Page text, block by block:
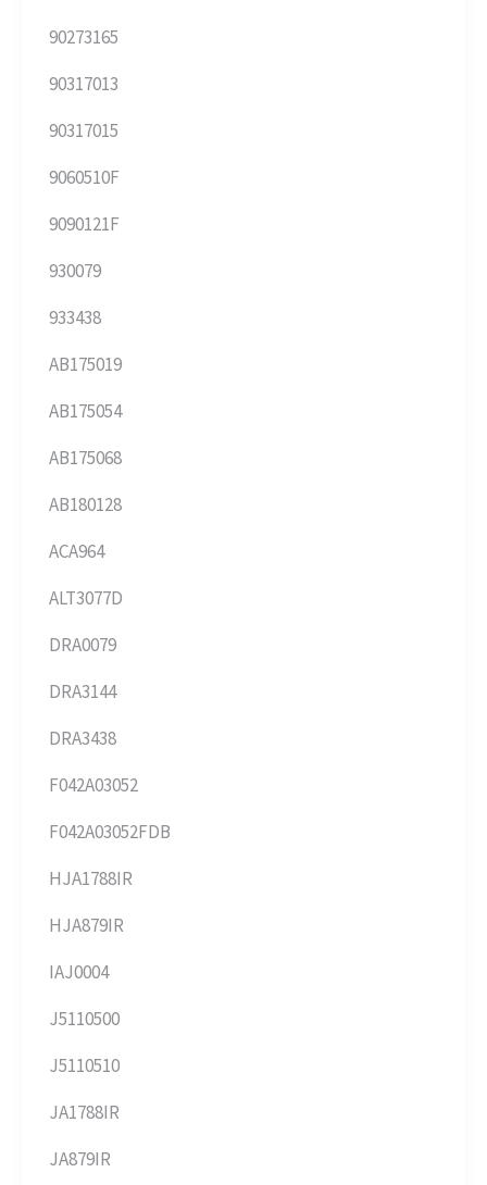
90273165
90317013
90317015
9060510F
9090121F
930079
933438
AB175019
AB175054
AB175068
AB180128
ACA964
ALT3077D
DRA0079
DRA3144
DRA3438
F042A03052
F042A03052FDB
HJA1788IR
HJA879IR
IAJ0004
J5110500
J5110510
JA1788IR
JA879IR